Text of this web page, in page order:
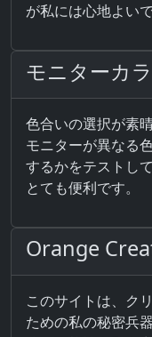
が私には心地よいで
モニターカ
色合いの選択が素
モニターが異なる
するかをテストし
とても便利です。
Orange
このサイトは、ク
ための私の秘密兵